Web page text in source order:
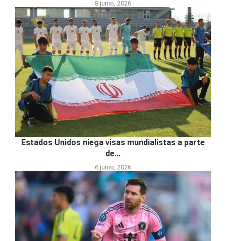
8 junio, 2026
Estados Unidos niega visas mundialistas a parte
de...
6 junio, 2026